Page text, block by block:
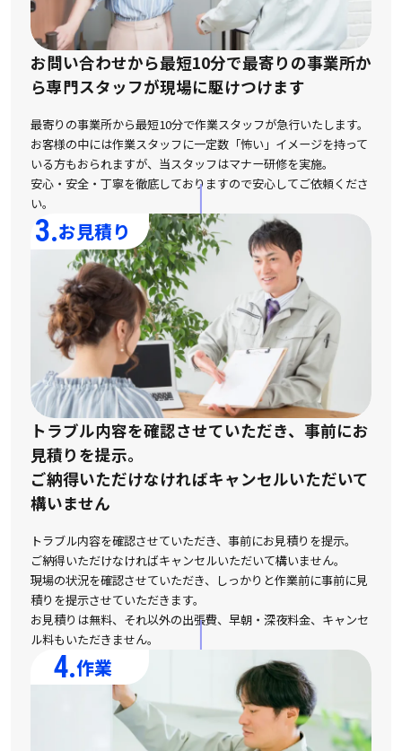
お問い合わせから最短10分で最寄りの事業所か
ら専門スタッフが現場に駆けつけます
最寄りの事業所から最短10分で作業スタッフが急行いたします。
お客様の中には作業スタッフに一定数「怖い」イメージを持って
いる方もおられますが、 当スタッフはマナー研修を実施。
安心・安全・丁寧を徹底しておりますので安心してご依頼くださ
い。
3.お見積り
トラブル内容を確認させていただき、事前にお
見積りを提示。
ご納得いただけなければキャンセルいただいて
構いません
トラブル内容を確認させていただき、事前にお見積りを提示。
ご納得いただけなければキャンセルいただいて構いません。
現場の状況を確認させていただき、しっかりと作業前に事前に見
積りを提示させていただきます。
お見積りは無料、それ以外の出張費、早朝・深夜料金、キャンセ
ル料もいただきません。
4.作業